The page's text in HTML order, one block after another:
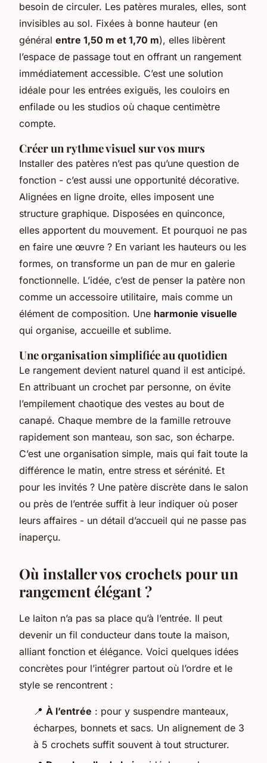
besoin de circuler. Les patères murales, elles, sont
invisibles au sol. Fixées à bonne hauteur (en
général entre 1,50 m et 1,70 m), elles libèrent
l’espace de passage tout en offrant un rangement
immédiatement accessible. C’est une solution
idéale pour les entrées exiguës, les couloirs en
enfilade ou les studios où chaque centimètre
compte.
Créer un rythme visuel sur vos murs
Installer des patères n’est pas qu’une question de
fonction - c’est aussi une opportunité décorative.
Alignées en ligne droite, elles imposent une
structure graphique. Disposées en quinconce,
elles apportent du mouvement. Et pourquoi ne pas
en faire une œuvre ? En variant les hauteurs ou les
formes, on transforme un pan de mur en galerie
fonctionnelle. L’idée, c’est de penser la patère non
comme un accessoire utilitaire, mais comme un
élément de composition. Une harmonie visuelle
qui organise, accueille et sublime.
Une organisation simplifiée au quotidien
Le rangement devient naturel quand il est anticipé.
En attribuant un crochet par personne, on évite
l’empilement chaotique des vestes au bout de
canapé. Chaque membre de la famille retrouve
rapidement son manteau, son sac, son écharpe.
C’est une organisation simple, mais qui fait toute la
différence le matin, entre stress et sérénité. Et
pour les invités ? Une patère discrète dans le salon
ou près de l’entrée suffit à leur indiquer où poser
leurs affaires - un détail d’accueil qui ne passe pas
inaperçu.
Où installer vos crochets pour un
rangement élégant ?
Le laiton n’a pas sa place qu’à l’entrée. Il peut
devenir un fil conducteur dans toute la maison,
alliant fonction et élégance. Voici quelques idées
concrètes pour l’intégrer partout où l’ordre et le
style se rencontrent :
📍 À l’entrée : pour y suspendre manteaux,
écharpes, bonnets et sacs. Un alignement de 3
à 5 crochets suffit souvent à tout structurer.